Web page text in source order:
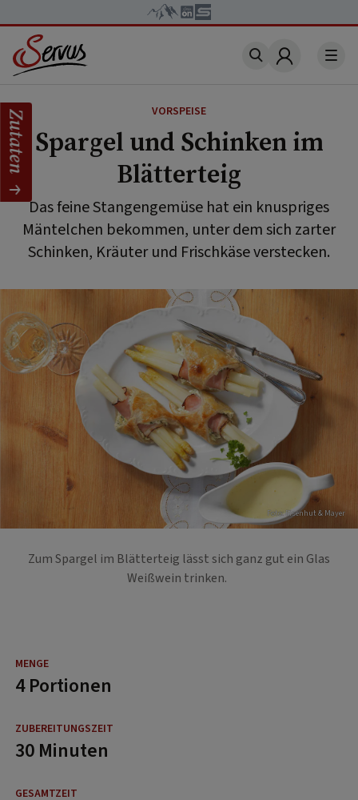
Account
VORSPEISE
Spargel und Schinken im
Blätterteig
Das feine Stangengemüse hat ein knuspriges
Mäntelchen bekommen, unter dem sich zarter
Schinken, Kräuter und Frischkäse verstecken.
Foto: Eisenhut & Mayer
Zum Spargel im Blätterteig lässt sich ganz gut ein Glas
Weißwein trinken.
4 Portionen
30 Minuten
Zutaten